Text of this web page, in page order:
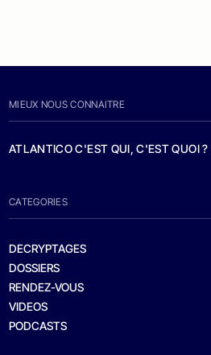
MIEUX NOUS CONNAITRE
ATLANTICO C'EST QUI, C'EST QUOI ?
CATEGORIES
DECRYPTAGES
DOSSIERS
RENDEZ-VOUS
VIDEOS
PODCASTS